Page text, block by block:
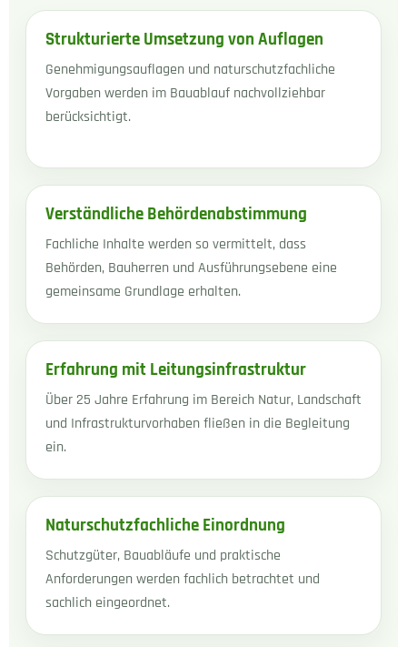
Strukturierte Umsetzung von Auflagen
Genehmigungsauflagen und naturschutzfachliche
Vorgaben werden im Bauablauf nachvollziehbar
berücksichtigt.
Verständliche Behördenabstimmung
Fachliche Inhalte werden so vermittelt, dass
Behörden, Bauherren und Ausführungsebene eine
gemeinsame Grundlage erhalten.
Erfahrung mit Leitungsinfrastruktur
Über 25 Jahre Erfahrung im Bereich Natur, Landschaft
und Infrastrukturvorhaben fließen in die Begleitung
ein.
Naturschutzfachliche Einordnung
Schutzgüter, Bauabläufe und praktische
Anforderungen werden fachlich betrachtet und
sachlich eingeordnet.